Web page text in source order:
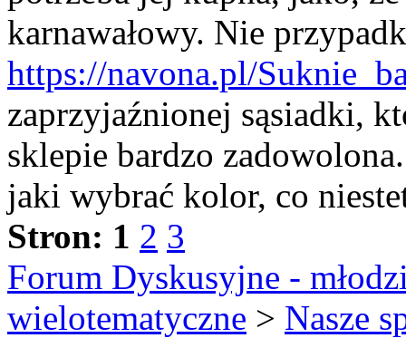
karnawałowy. Nie
https://navona.pl/
zaprzyjaźnionej sąsiadki,
sklepie bardzo
jaki wybrać kolor, co
Stron: 1 2 3
Forum Dyskusyjne -
wielotematyczne > Nasze